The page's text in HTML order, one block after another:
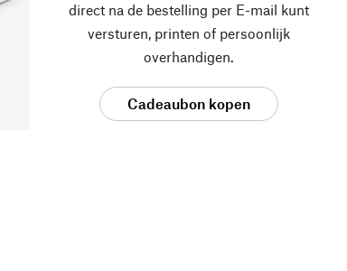
direct na de bestelling per E-mail kunt
versturen, printen of persoonlijk
overhandigen.
Cadeaubon kopen